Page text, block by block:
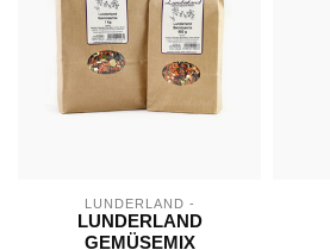
LUNDERLAND -
LUNDERLAND
GEMÜSEMIX